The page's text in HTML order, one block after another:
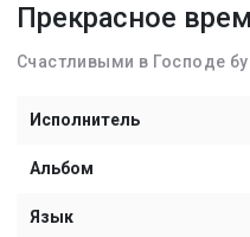
Прекрасное
Счастливыми в Господе
Исполнитель
Альбом
Язык